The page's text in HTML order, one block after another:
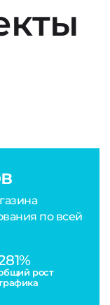
по всей
рост